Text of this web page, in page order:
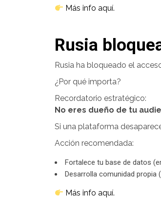
Más info aquí.
Rusia
Rusia ha bloqueado el
¿Por qué importa?
Recordatorio estratégico:
No eres dueño de tu
Si una plataforma
Acción recomendada:
Fortalece tu base de datos
Desarrolla comunidad propia
Más info aquí.